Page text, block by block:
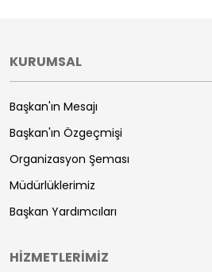
KURUMSAL
Başkan'ın Mesajı
Başkan'ın Özgeçmişi
Organizasyon Şeması
Müdürlüklerimiz
Başkan Yardımcıları
HİZMETLERİMİZ